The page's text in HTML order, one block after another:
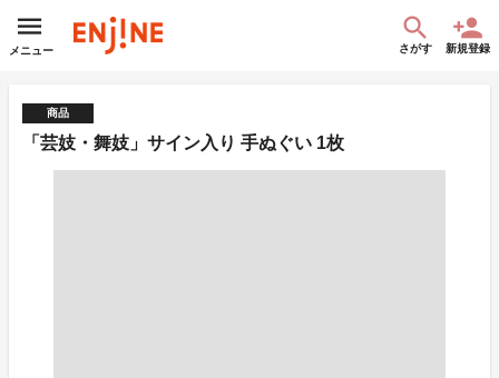
メニュー さがす 新規登録
商品
「芸妓・舞妓」サイン入り 手ぬぐい 1枚